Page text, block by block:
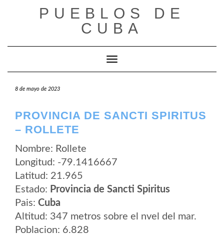
PUEBLOS DE
CUBA
Cambiar modo de navegación
8 de mayo de 2023
PROVINCIA DE SANCTI SPIRITUS
– ROLLETE
Nombre: Rollete
Longitud: -79.1416667
Latitud: 21.965
Estado: Provincia de Sancti Spiritus
Pais: Cuba
Altitud: 347 metros sobre el nvel del mar.
Poblacion: 6.828